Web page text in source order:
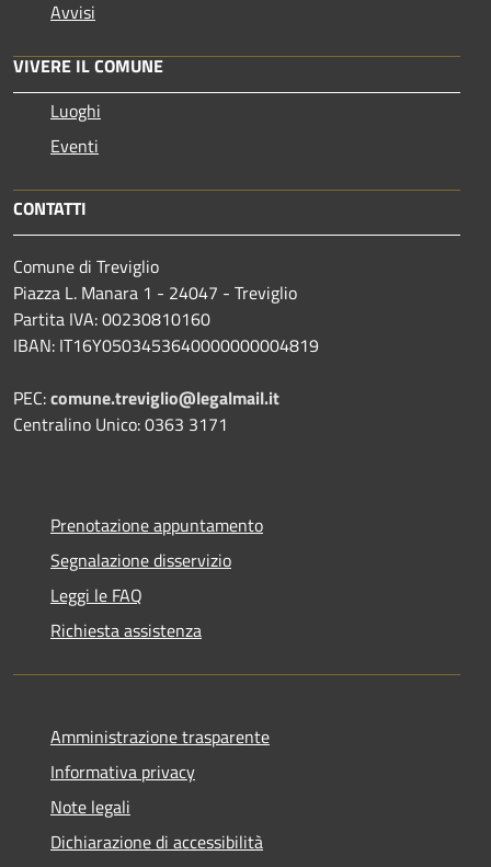
Avvisi
VIVERE IL COMUNE
Luoghi
Eventi
CONTATTI
Comune di Treviglio
Piazza L. Manara 1 - 24047 - Treviglio
Partita IVA: 00230810160
IBAN: IT16Y0503453640000000004819
PEC:comune.treviglio@legalmail.it
Centralino Unico: 0363 3171
Prenotazione appuntamento
Segnalazione disservizio
Leggi le FAQ
Richiesta assistenza
Amministrazione trasparente
Informativa privacy
Note legali
Dichiarazione di accessibilità